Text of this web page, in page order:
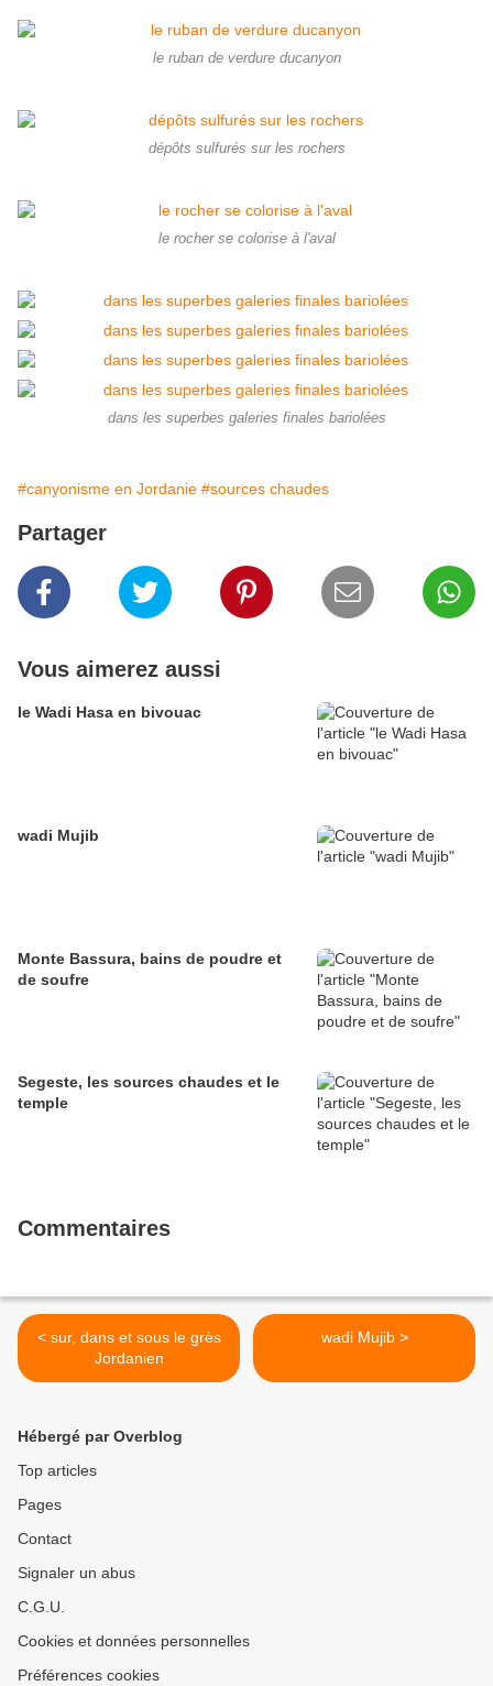
le ruban de verdure ducanyon
dépôts sulfurés sur les rochers
le rocher se colorise à l'aval
dans les superbes galeries finales bariolées
#canyonisme en Jordanie #sources chaudes
Partager
Vous aimerez aussi
le Wadi Hasa en bivouac
wadi Mujib
Monte Bassura, bains de poudre et
de soufre
Segeste, les sources chaudes et le
temple
Commentaires
< sur, dans et sous le grès
Jordanien
wadi Mujib >
Hébergé par Overblog
Top articles
Pages
Contact
Signaler un abus
C.G.U.
Cookies et données personnelles
Préférences cookies